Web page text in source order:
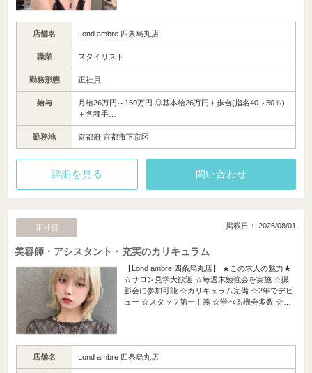
店舗名 Lond ambre 四条烏丸店
職業 スタイリスト
勤務形態 正社員
給与
月給26万円～150万円 ◎基本給26万円＋歩合(指名40～50％)
＋各種手…
勤務地 京都府 京都市下京区
詳細を見る 問い合わせ
正社員 掲載日： 2026/08/01
美容師・アシスタント・充実のカリキュラム
【Lond ambre 四条烏丸店】 ★この求人の魅力★
☆サロン見学大歓迎 ☆毎週末勉強会を実施 ☆撮
影会に参加可能 ☆カリキュラム完備 ☆2年でデビ
ュー ☆スタッフ第一主義 ☆学べる機会多数 ☆…
店舗名 Lond ambre 四条烏丸店